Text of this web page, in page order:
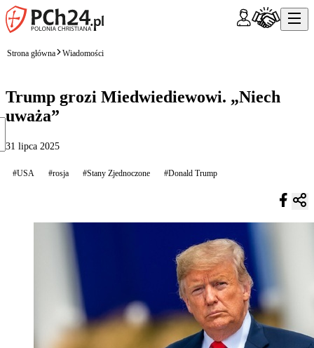
Strona główna Wiadomości
Trump grozi Miedwiediewowi. „Niech
uważa”
31 lipca 2025
#USA #rosja #Stany Zjednoczone #Donald Trump